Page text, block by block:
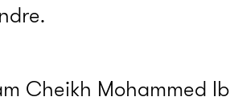
Cheikh Mohammed